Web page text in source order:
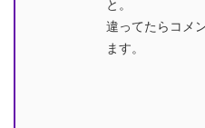
と。
違ってたらコメ
ます。